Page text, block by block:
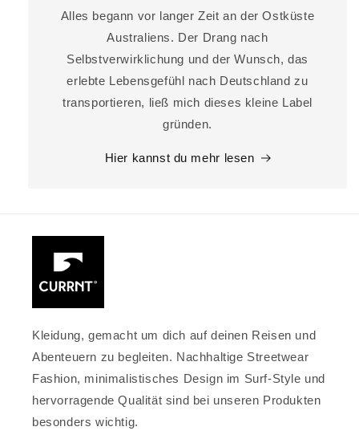
Alles begann vor langer Zeit an der Ostküste
Australiens. Der Drang nach
Selbstverwirklichung und der Wunsch, das
erlebte Lebensgefühl nach Deutschland zu
transportieren, ließ mich dieses kleine Label
gründen.
Hier kannst du mehr lesen
Kleidung, gemacht um dich auf deinen Reisen und
Abenteuern zu begleiten. Nachhaltige Streetwear
Fashion, minimalistisches Design im Surf-Style und
hervorragende Qualität sind bei unseren Produkten
besonders wichtig.